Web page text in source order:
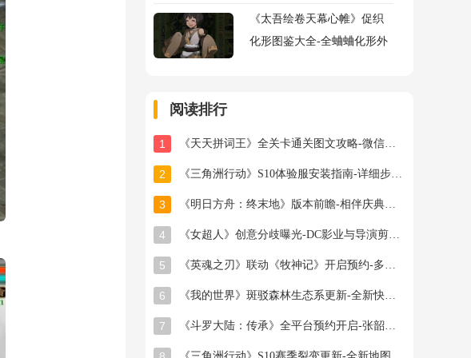
《太吾绘卷天幕心帷》促织
化形图鉴大全-全蛐蛐化形外
阅读排行
1 《天天拼词王》全关卡通关图文攻略-微信小游戏最新最全关卡通关图文攻略
2 《三角洲行动》S10体验服安装指南-详细步骤与注意事项
3 《明日方舟：终末地》版本前瞻-相伴庆典与新干员登场
4 《女超人》创意分歧曝光-DC影业与导演剪辑之争
5 《英魂之刃》联动《牧神记》开启预约-多款旧皮返场半价星陨龙坐骑限时秒杀
6 《我的世界》斑驳森林生态系更新-全新快照版本抢先体验开启
7 《斗罗大陆：传承》全平台预约开启-张韶涵领衔邀你破茧成神